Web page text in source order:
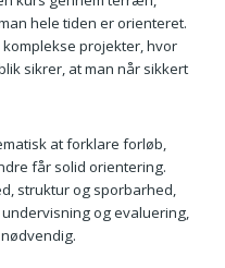
hele tiden er orienteret.
projekter, hvor
sikrer, at man når sikkert
at forklare forløb,
får solid orientering.
struktur og sporbarhed,
og evaluering,